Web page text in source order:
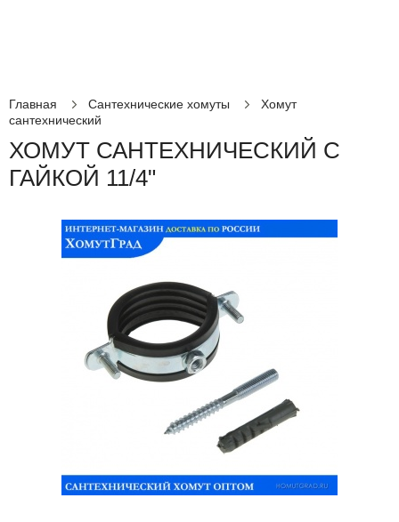
Главная Сантехнические хомуты
Хомут
сантехнический
ХОМУТ САНТЕХНИЧЕСКИЙ С
ГАЙКОЙ 11/4"